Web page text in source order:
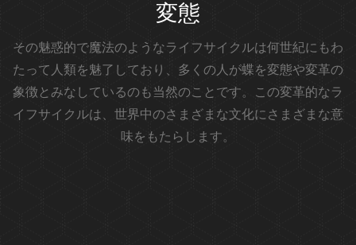
変態
その魅惑的で魔法のようなライフサイクルは何世紀にもわ
たって人類を魅了しており、多くの人が蝶を変態や変革の
象徴とみなしているのも当然のことです。この変革的なラ
イフサイクルは、世界中のさまざまな文化にさまざまな意
味をもたらします。